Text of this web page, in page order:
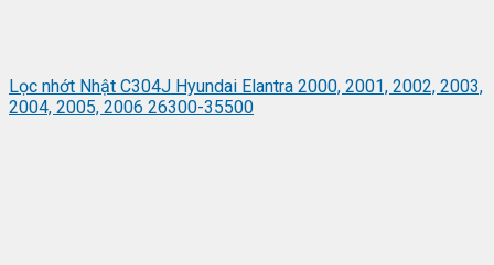
Lọc nhớt Nhật C304J Hyundai Elantra 2000, 2001, 2002, 2003,
2004, 2005, 2006 26300-35500